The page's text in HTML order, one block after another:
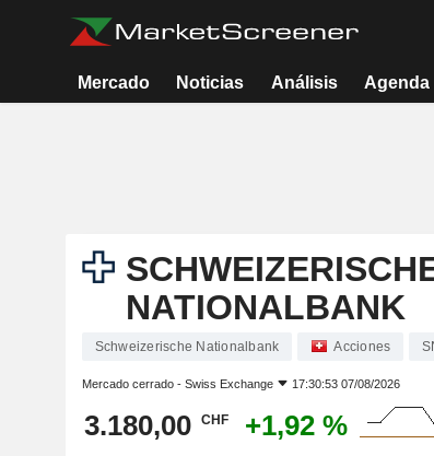
Mercado Noticias Análisis Agenda
NATIONALBANK
Schweizerische Nationalbank Acciones
Mercado cerrado - Swiss Exchange 17:30:53 07/08/2026
3.180,00 CHF +1,92 %